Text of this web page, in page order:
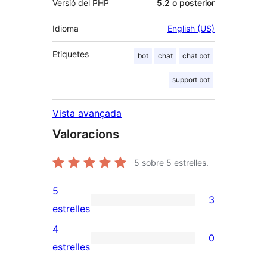
Versió del PHP 5.2 o posterior
Idioma English (US)
Etiquetes bot chat chat bot
support bot
Vista avançada
Valoracions
5 sobre 5 estrelles.
3
valoracions
de
5
estrelles
3
0
4
estrelles
0